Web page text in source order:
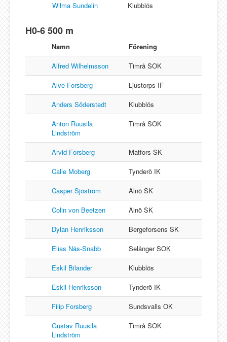
Wilma Sundelin Klubblös
H0-6 500 m
Namn
Förening
Alfred Wilhelmsson
Timrå SOK
Alve Forsberg
Ljustorps IF
Anders Söderstedt
Klubblös
Anton Ruusila
Lindström
Timrå SOK
Arvid Forsberg
Matfors SK
Calle Moberg
Tynderö IK
Casper Sjöström
Alnö SK
Colin von Beetzen
Alnö SK
Dylan Henriksson
Bergeforsens SK
Elias Näs-Snabb
Selånger SOK
Eskil Bilander
Klubblös
Eskil Henriksson
Tynderö IK
Filip Forsberg
Sundsvalls OK
Gustav Ruusila
Lindström
Timrå SOK